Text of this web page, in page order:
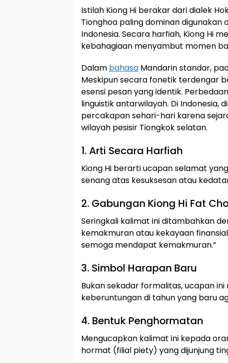
Istilah Kiong Hi berakar dari dialek
Tionghoa paling dominan
Indonesia. Secara harfiah, Kiong Hi
kebahagiaan menyambut momen
Dalam bahasa Mandarin standar,
Meskipun secara fonetik terdengar
esensi pesan yang identik.
linguistik antarwilayah. Di Indonesia,
percakapan sehari-hari karena
wilayah pesisir Tiongkok selatan.
1. Arti Secara Harfiah
Kiong Hi berarti ucapan selamat
senang atas kesuksesan atau
2. Gabungan Kiong Hi Fat
Seringkali kalimat ini ditambahkan
kemakmuran atau kekayaan
semoga mendapat kemakmuran.”
3. Simbol Harapan Baru
Bukan sekadar formalitas, ucapan
keberuntungan di tahun yang baru
4. Bentuk Penghormatan
Mengucapkan kalimat ini kepada
hormat (filial piety) yang dijunjung